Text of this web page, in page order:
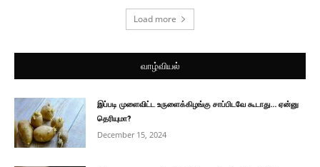
Load more
வாழ்வியல்
இப்படி முளைவிட்ட உருளைக்கிழங்கு சாப்பிடவே கூடாது… ஏன்னு
தெரியுமா?
December 15, 2024